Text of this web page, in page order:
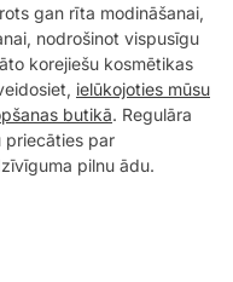
gan rīta modināšanai,
nodrošinot vispusīgu
korejiešu kosmētikas
ielūkojoties mūsu
butikā. Regulāra
priecāties par
pilnu ādu.